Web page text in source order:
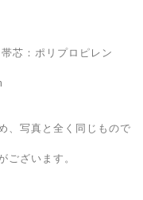
芯：ポリプロピレン
、写真と全く同じもので
ございます。